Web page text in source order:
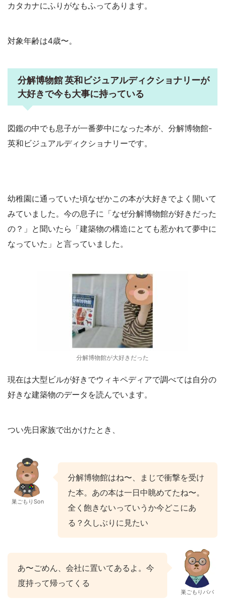
カタカナにふりがなもふってあります。
対象年齢は4歳〜。
分解博物館 英和ビジュアルディクショナリーが
大好きで今も大事に持っている
図鑑の中でも息子が一番夢中になった本が、分解博物館-
英和ビジュアルディクショナリーです。
幼稚園に通っていた頃なぜかこの本が大好きでよく開いて
みていました。今の息子に「なぜ分解博物館が好きだった
の？」と聞いたら「建築物の構造にとても惹かれて夢中に
なっていた」と言っていました。
分解博物館が大好きだった
現在は大型ビルが好きでウィキペディアで調べては自分の
好きな建築物のデータを読んでいます。
つい先日家族で出かけたとき、
巣ごもりSon
分解博物館はね〜、まじで衝撃を受け
た本。あの本は一日中眺めてたね〜。
全く飽きないっていうか今どこにあ
る？久しぶりに見たい
あ〜ごめん、会社に置いてあるよ。今
度持って帰ってくる
巣ごもりパパ